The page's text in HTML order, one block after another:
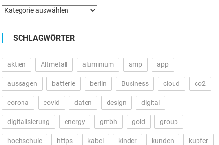
Kategorien
SCHLAGWÖRTER
aktien Altmetall aluminium amp app
aussagen batterie berlin Business cloud co2
corona covid daten design digital
digitalisierung energy gmbh gold group
hochschule https kabel kinder kunden kupfer